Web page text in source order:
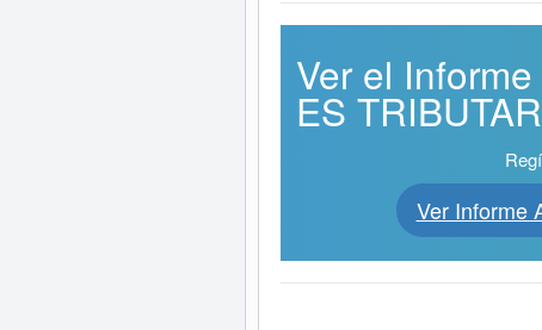
Ver el
ES
Ver Informe